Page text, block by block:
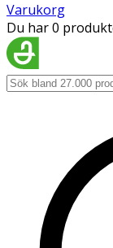
Varukorg
Du har 0